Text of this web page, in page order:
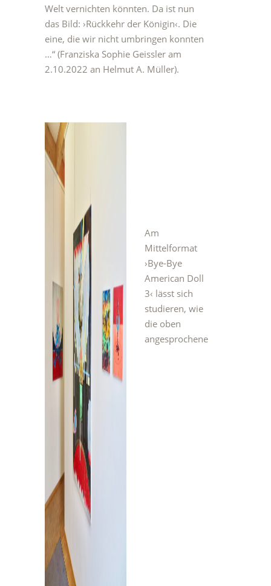
Welt vernichten könnten. Da ist nun
das Bild: ›Rückkehr der Königin‹. Die
eine, die wir nicht umbringen konnten
…“ (Franziska Sophie Geissler am
2.10.2022 an Helmut A. Müller).
Am
Mittelformat
›Bye-Bye
American Doll
3‹ lässt sich
studieren, wie
die oben
angesprochene